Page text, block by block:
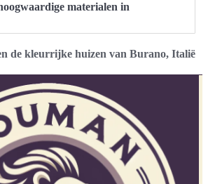
materialen in
de kleurrijke huizen van Burano, Italië